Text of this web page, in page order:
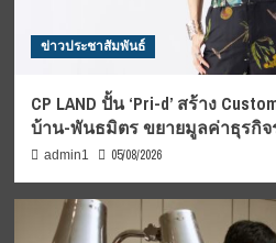
ข่าวประชาสัมพันธ์
CP LAND ปั้น ‘Pri-d’ สร้าง
บ้าน-พันธมิตร ขยายมูลค่าธุรกิจ
admin1 05/08/2026